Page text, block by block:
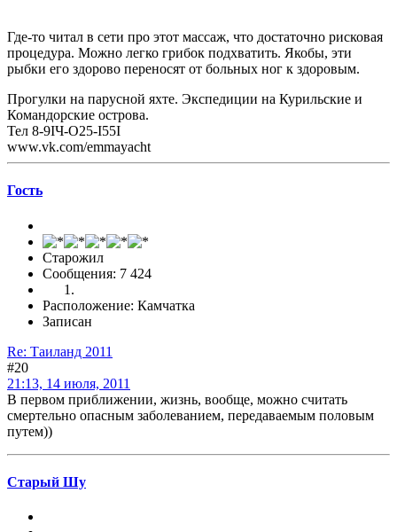
Где-то читал в сети про этот массаж, что достаточно рисковая
процедура. Можно легко грибок подхватить. Якобы, эти
рыбки его здорово переносят от больных ног к здоровым.
Прогулки на парусной яхте. Экспедиции на Курильские и
Командорские острова.
Тел 8-9IЧ-O25-I55I
www.vk.com/emmayacht
Гоcть
Старожил
Сообщения: 7 424
Расположение: Камчатка
Записан
Re: Таиланд 2011
#20
21:13, 14 июля, 2011
В первом приближении, жизнь, вообще, можно считать
смертельно опасным заболеванием, передаваемым половым
путем))
Старый Шу